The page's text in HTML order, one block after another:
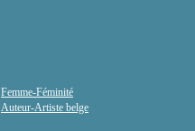
Femme-Féminité
Auteur-Artiste belge